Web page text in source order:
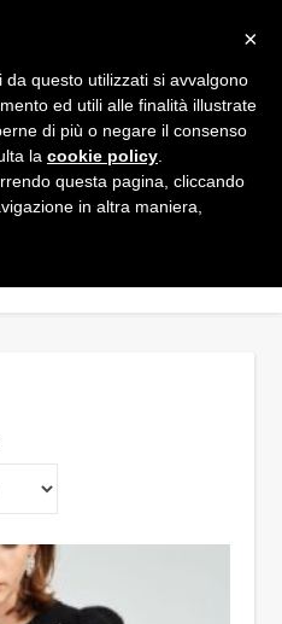
×
questo utilizzati si avvalgono
ed utili alle finalità illustrate
di più o negare il consenso
la cookie policy
questa pagina, cliccando
in altra maniera,